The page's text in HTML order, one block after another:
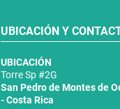
UBICACIÓN Y
UBICACIÓN
Torre Sp #2G
San Pedro de Montes de
- Costa Rica